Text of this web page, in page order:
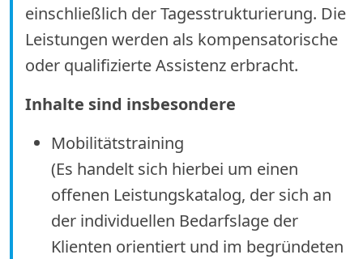
einschließlich der Tagesstrukturierung. Die
Leistungen werden als kompensatorische
oder qualifizierte Assistenz erbracht.
Inhalte sind insbesondere
Mobilitätstraining
(Es handelt sich hierbei um einen
offenen Leistungskatalog, der sich an
der individuellen Bedarfslage der
Klienten orientiert und im begründeten